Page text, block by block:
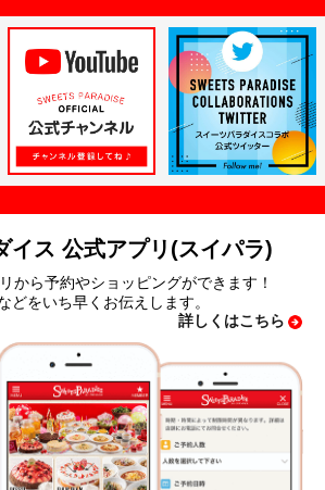
イス 公式アプリ(スイパラ)
から予約やショッピングができます！
どをいち早くお伝えします。
詳しくはこちら